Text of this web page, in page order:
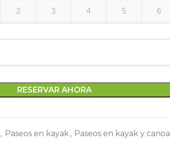
2 3 4 5 6
RESERVAR AHORA
, Paseos en kayak , Paseos en kayak y canoa